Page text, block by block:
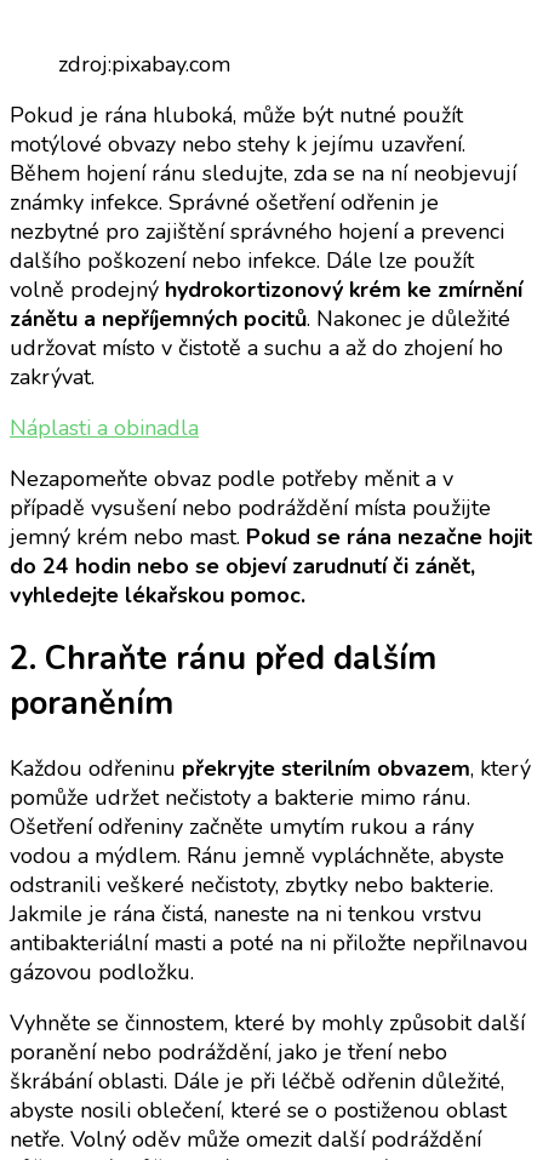
zdroj:pixabay.com
Pokud je rána hluboká, může být nutné použít
motýlové obvazy nebo stehy k jejímu uzavření.
Během hojení ránu sledujte, zda se na ní neobjevují
známky infekce. Správné ošetření odřenin je
nezbytné pro zajištění správného hojení a prevenci
dalšího poškození nebo infekce. Dále lze použít
volně prodejný hydrokortizonový krém ke zmírnění
zánětu a nepříjemných pocitů. Nakonec je důležité
udržovat místo v čistotě a suchu a až do zhojení ho
zakrývat.
Náplasti a obinadla
Nezapomeňte obvaz podle potřeby měnit a v
případě vysušení nebo podráždění místa použijte
jemný krém nebo mast. Pokud se rána nezačne hojit
do 24 hodin nebo se objeví zarudnutí či zánět,
vyhledejte lékařskou pomoc.
2. Chraňte ránu před dalším
poraněním
Každou odřeninu překryjte sterilním obvazem, který
pomůže udržet nečistoty a bakterie mimo ránu.
Ošetření odřeniny začněte umytím rukou a rány
vodou a mýdlem. Ránu jemně vypláchněte, abyste
odstranili veškeré nečistoty, zbytky nebo bakterie.
Jakmile je rána čistá, naneste na ni tenkou vrstvu
antibakteriální masti a poté na ni přiložte nepřilnavou
gázovou podložku.
Vyhněte se činnostem, které by mohly způsobit další
poranění nebo podráždění, jako je tření nebo
škrábání oblasti. Dále je při léčbě odřenin důležité,
abyste nosili oblečení, které se o postiženou oblast
netře. Volný oděv může omezit další podráždění